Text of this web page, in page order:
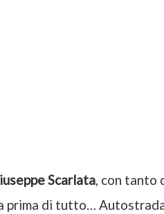
Scarlata, con tanto
prima di tutto…